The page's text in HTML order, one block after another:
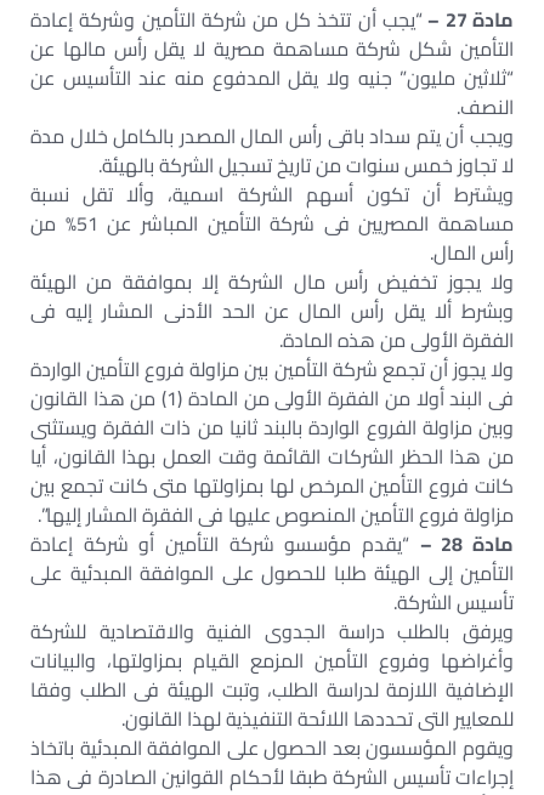
مادة 27 –
“يجب أن تتخذ كل من شركة التأمين وشركة إعادة
التأمين شكل شركة مساهمة مصرية لا يقل رأس مالها عن
“ثلاثين مليون” جنيه ولا يقل المدفوع منه عند التأسيس عن
النصف.
ويجب أن يتم سداد باقى رأس المال المصدر بالكامل خلال مدة
لا تجاوز خمس سنوات من تاريخ تسجيل الشركة بالهيئة.
ويشترط أن تكون أسهم الشركة اسمية، وألا تقل نسبة
مساهمة المصريين فى شركة التأمين المباشر عن 51% من
رأس المال.
ولا يجوز تخفيض رأس مال الشركة إلا بموافقة من الهيئة
وبشرط ألا يقل رأس المال عن الحد الأدنى المشار إليه فى
الفقرة الأولى من هذه المادة.
ولا يجوز أن تجمع شركة التأمين بين مزاولة فروع التأمين الواردة
فى البند أولا من الفقرة الأولى من المادة (1) من هذا القانون
وبين مزاولة الفروع الواردة بالبند ثانيا من ذات الفقرة ويستثنى
من هذا الحظر الشركات القائمة وقت العمل بهذا القانون، أيا
كانت فروع التأمين المرخص لها بمزاولتها متى كانت تجمع بين
مزاولة فروع التأمين المنصوص عليها فى الفقرة المشار إليها”.
مادة 28 –
“يقدم مؤسسو شركة التأمين أو شركة إعادة
التأمين إلى الهيئة طلبا للحصول على الموافقة المبدئية على
تأسيس الشركة.
ويرفق بالطلب دراسة الجدوى الفنية والاقتصادية للشركة
وأغراضها وفروع التأمين المزمع القيام بمزاولتها، والبيانات
الإضافية اللازمة لدراسة الطلب، وتبت الهيئة فى الطلب وفقا
للمعايير التى تحددها اللائحة التنفيذية لهذا القانون.
ويقوم المؤسسون بعد الحصول على الموافقة المبدئية باتخاذ
إجراءات تأسيس الشركة طبقا لأحكام القوانين الصادرة فى هذا